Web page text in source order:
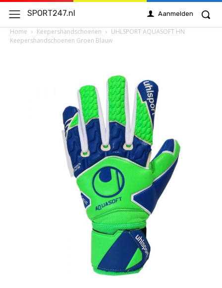
SPORT247.nl Aanmelden
Home Keepershandschoenen
UHLSPORT AQUASOFT HN
Keepershandschoenen Groen Blauw